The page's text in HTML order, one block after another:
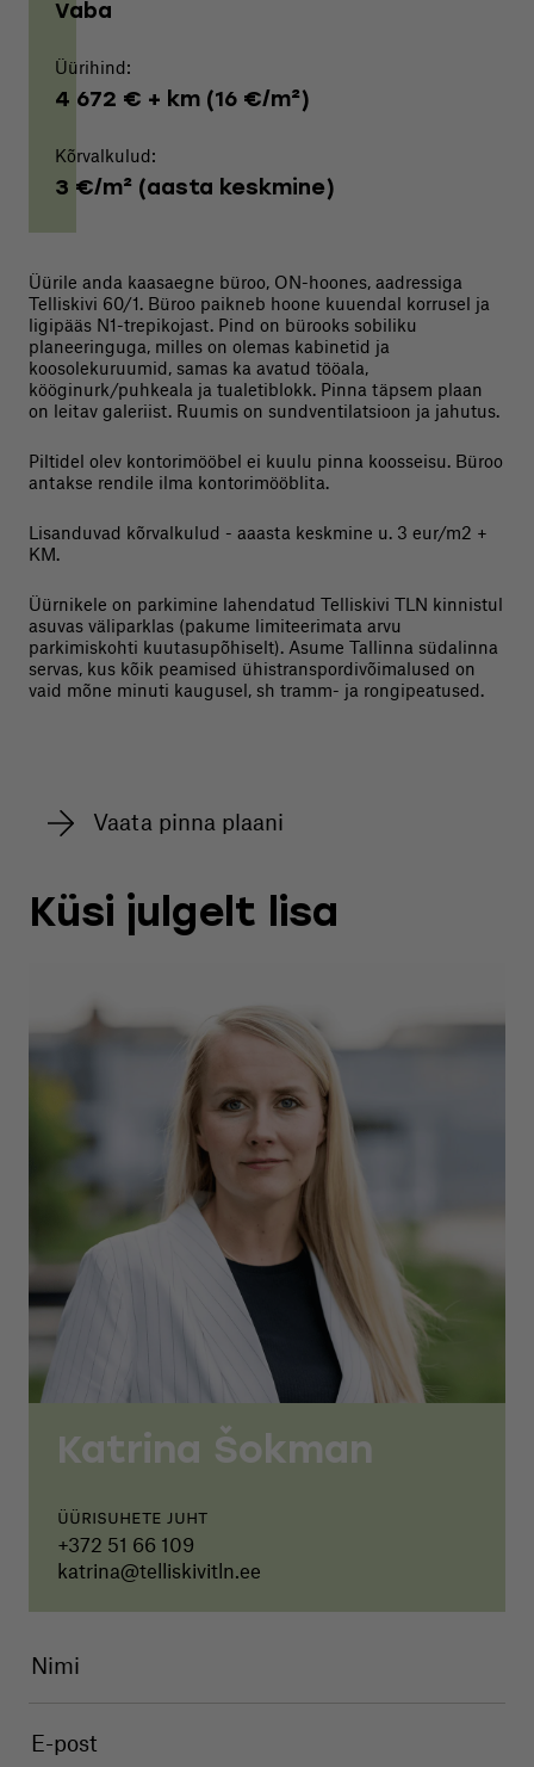
Vaba
Üürihind:
4 672 € + km (16 €/m²)
Kõrvalkulud:
3 €/m² (aasta keskmine)
Üürile anda kaasaegne büroo, ON-hoones, aadressiga
Telliskivi 60/1. Büroo paikneb hoone kuuendal korrusel ja
ligipääs N1-trepikojast. Pind on bürooks sobiliku
planeeringuga, milles on olemas kabinetid ja
koosolekuruumid, samas ka avatud tööala,
kööginurk/puhkeala ja tualetiblokk. Pinna täpsem plaan
on leitav galeriist. Ruumis on sundventilatsioon ja jahutus.
Piltidel olev kontorimööbel ei kuulu pinna koosseisu. Büroo
antakse rendile ilma kontorimööblita.
Lisanduvad kõrvalkulud - aaasta keskmine u. 3 eur/m2 +
KM.
Üürnikele on parkimine lahendatud Telliskivi TLN kinnistul
asuvas väliparklas (pakume limiteerimata arvu
parkimiskohti kuutasupõhiselt). Asume Tallinna südalinna
servas, kus kõik peamised ühistranspordivõimalused on
vaid mõne minuti kaugusel, sh tramm- ja rongipeatused.
Vaata pinna plaani
Küsi julgelt lisa
Katrina Šokman
Üürisuhete juht
+372 51 66 109
katrina@telliskivitln.ee